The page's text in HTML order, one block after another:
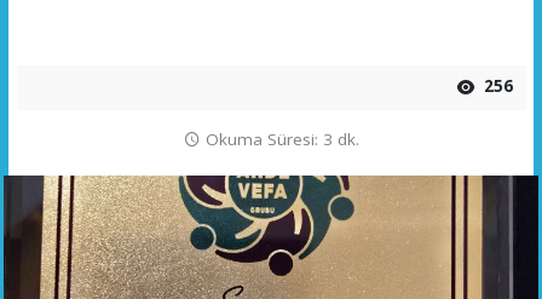
256
Okuma Süresi: 3 dk.